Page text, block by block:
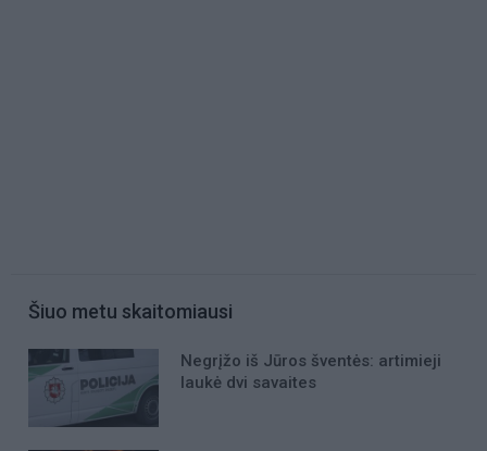
Šiuo metu skaitomiausi
Negrįžo iš Jūros šventės: artimieji
laukė dvi savaites